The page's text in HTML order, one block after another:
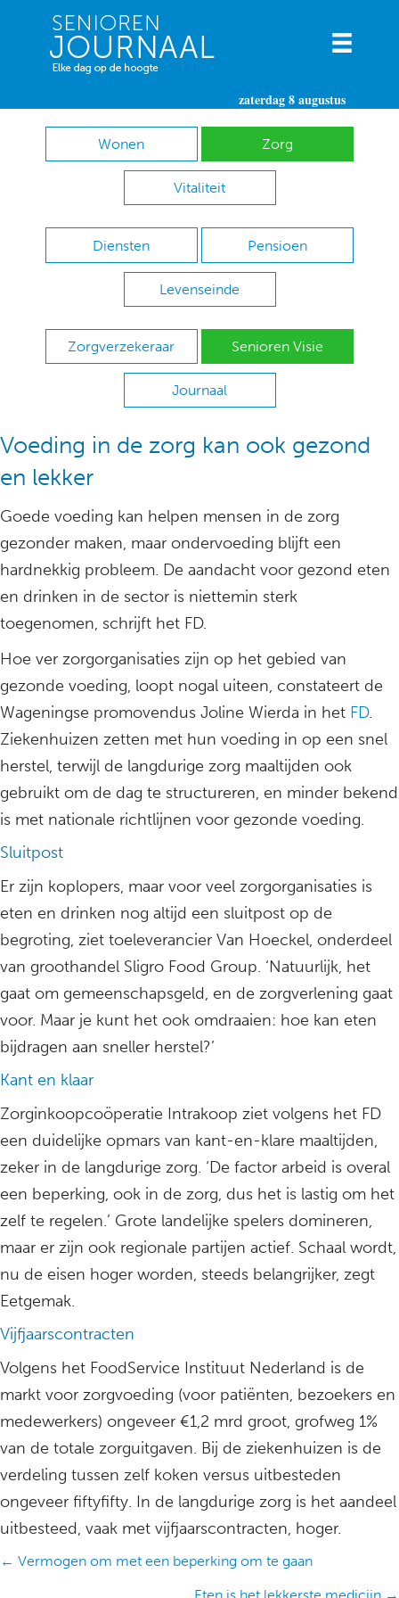
zaterdag 8 augustus
Wonen Zorg
Vitaliteit
Diensten Pensioen
Levenseinde
Zorgverzekeraar Senioren Visie
Journaal
Voeding in de zorg kan ook gezond
en lekker
Goede voeding kan helpen mensen in de zorg
gezonder maken, maar ondervoeding blijft een
hardnekkig probleem. De aandacht voor gezond eten
en drinken in de sector is niettemin sterk
toegenomen, schrijft het FD.
Hoe ver zorgorganisaties zijn op het gebied van
gezonde voeding, loopt nogal uiteen, constateert de
Wageningse promovendus Joline Wierda in het FD.
Ziekenhuizen zetten met hun voeding in op een snel
herstel, terwijl de langdurige zorg maaltijden ook
gebruikt om de dag te structureren, en minder bekend
is met nationale richtlijnen voor gezonde voeding.
Sluitpost
Er zijn koplopers, maar voor veel zorgorganisaties is
eten en drinken nog altijd een sluitpost op de
begroting, ziet toeleverancier Van Hoeckel, onderdeel
van groothandel Sligro Food Group. ‘Natuurlijk, het
gaat om gemeenschapsgeld, en de zorgverlening gaat
voor. Maar je kunt het ook omdraaien: hoe kan eten
bijdragen aan sneller herstel?’
Kant en klaar
Zorginkoopcoöperatie Intrakoop ziet volgens het FD
een duidelijke opmars van kant-en-klare maaltijden,
zeker in de langdurige zorg. ‘De factor arbeid is overal
een beperking, ook in de zorg, dus het is lastig om het
zelf te regelen.’ Grote landelijke spelers domineren,
maar er zijn ook regionale partijen actief. Schaal wordt,
nu de eisen hoger worden, steeds belangrijker, zegt
Eetgemak.
Vijfjaarscontracten
Volgens het FoodService Instituut Nederland is de
markt voor zorgvoeding (voor patiënten, bezoekers en
medewerkers) ongeveer €1,2 mrd groot, grofweg 1%
van de totale zorguitgaven. Bij de ziekenhuizen is de
verdeling tussen zelf koken versus uitbesteden
ongeveer fiftyfifty. In de langdurige zorg is het aandeel
uitbesteed, vaak met vijfjaarscontracten, hoger.
Posts
← Vermogen om met een beperking om te gaan